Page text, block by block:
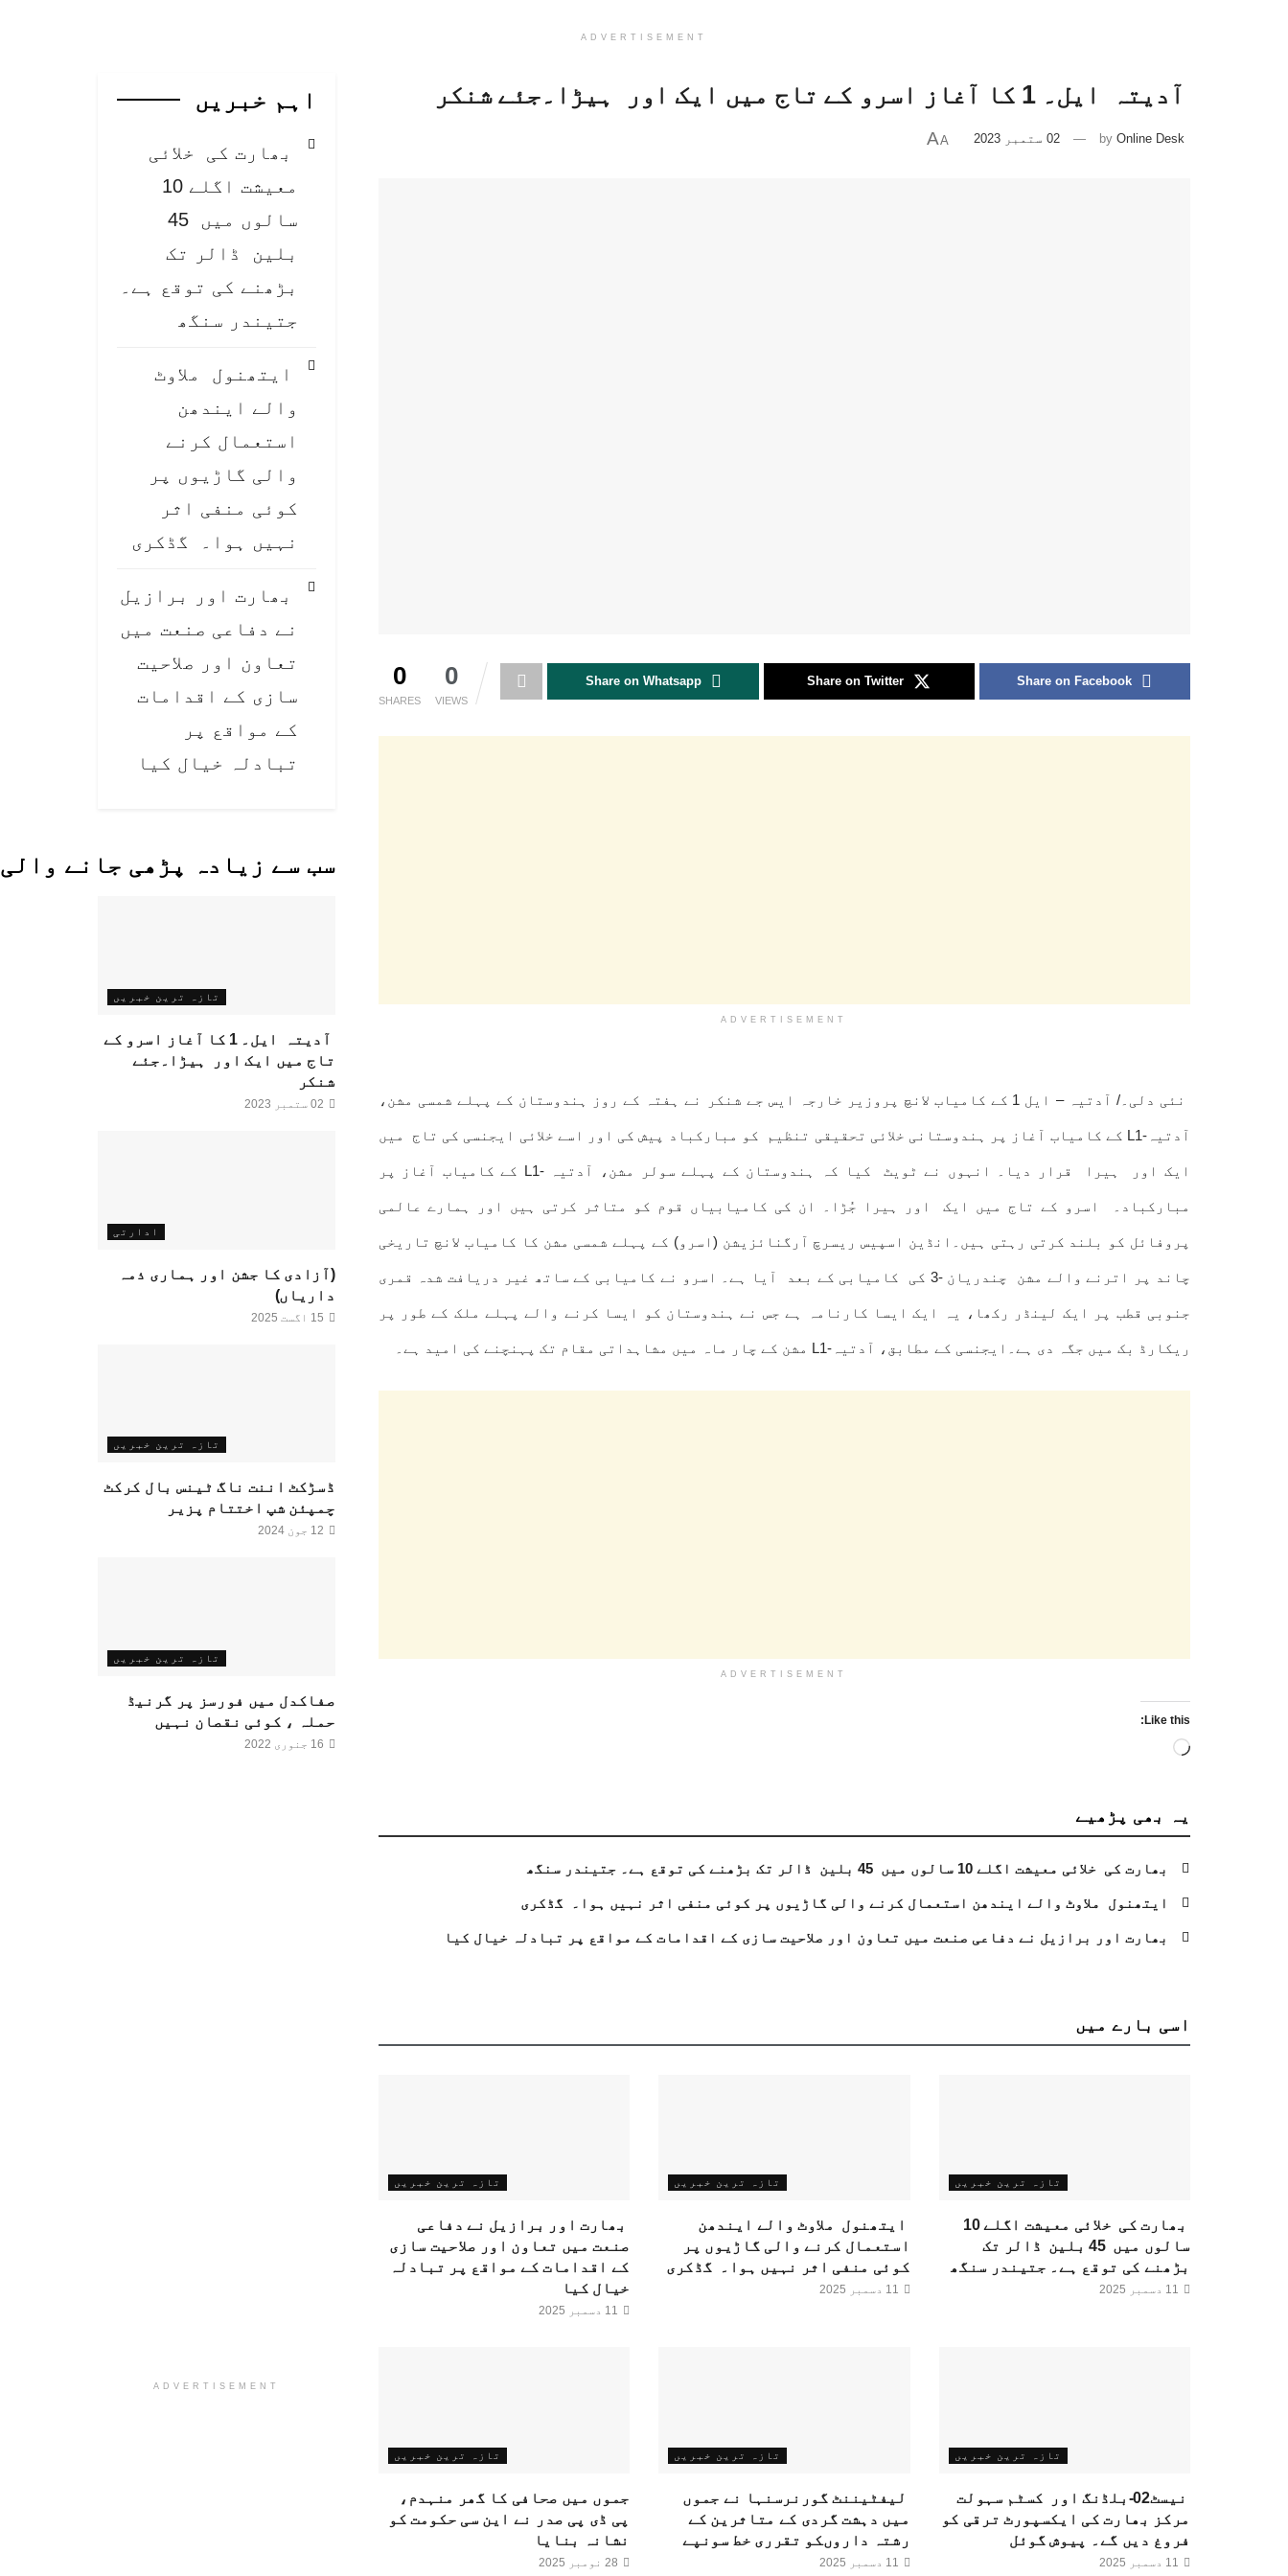
ADVERTISEMENT
آدیتہ ایل۔ 1 کا آغاز اسرو کے تاج میں ایک اور ہیڑا۔جئے شنکر
by Online Desk 02 ستمبر 2023 A
A
0
SHARES
0
VIEWS
Share on Facebook
Share on Twitter
Share on Whatsapp
ADVERTISEMENT
نئی دلی۔/ آدتیہ – ایل 1 کے کامیاب لانچ پروزیر خارجہ ایس جے شنکر نے ہفتہ کے روز ہندوستان کے پہلے شمسی مشن،
آدتیہ-L1 کے کامیاب آغاز پر ہندوستانی خلائی تحقیقی تنظیم کو مبارکباد پیش کی اور اسے خلائی ایجنسی کی تاج میں
ایک اور ہیرا قرار دیا۔ انہوں نے ٹویٹ کیا کہ ہندوستان کے پہلے سولر مشن، آدتیہ -L1 کے کامیاب آغاز پر
مبارکباد۔ اسرو کے تاج میں ایک اور ہیرا جُڑا۔ ان کی کامیابیاں قوم کو متاثر کرتی ہیں اور ہمارے عالمی
پروفائل کو بلند کرتی رہتی ہیں۔انڈین اسپیس ریسرچ آرگنائزیشن (اسرو) کے پہلے شمسی مشن کا کامیاب لانچ تاریخی
چاند پر اترنے والے مشن چندریان -3 کی کامیابی کے بعد آیا ہے۔ اسرو نے کامیابی کے ساتھ غیر دریافت شدہ قمری
جنوبی قطب پر ایک لینڈر رکھا، یہ ایک ایسا کارنامہ ہے جس نے ہندوستان کو ایسا کرنے والے پہلے ملک کے طور پر
ریکارڈ بک میں جگہ دی ہے۔ایجنسی کے مطابق، آدتیہ-L1 مشن کے چار ماہ میں مشاہداتی مقام تک پہنچنے کی امید ہے۔
ADVERTISEMENT
Like this:
Loading…
یہ بھی پڑھیے
بھارت کی خلائی معیشت اگلے 10 سالوں میں 45 بلین ڈالر تک بڑھنے کی توقع ہے۔ جتیندر سنگھ
ایتھنول ملاوٹ والے ایندھن استعمال کرنے والی گاڑیوں پر کوئی منفی اثر نہیں ہوا۔ گڈکری
بھارت اور برازیل نے دفاعی صنعت میں تعاون اور صلاحیت سازی کے اقدامات کے مواقع پر تبادلہ خیال کیا
اسی بارے میں
تازہ ترین خبریں
بھارت کی خلائی معیشت اگلے 10
سالوں میں 45 بلین ڈالر تک
بڑھنے کی توقع ہے۔ جتیندر سنگھ
تازہ ترین خبریں
ایتھنول ملاوٹ والے ایندھن
استعمال کرنے والی گاڑیوں پر
کوئی منفی اثر نہیں ہوا۔ گڈکری
تازہ ترین خبریں
بھارت اور برازیل نے دفاعی
صنعت میں تعاون اور صلاحیت سازی
کے اقدامات کے مواقع پر تبادلہ
خیال کیا
تازہ ترین خبریں
نیسٹ02-بلڈنگ اور کسٹم سہولت
مرکز بھارت کی ایکسپورٹ ترقی کو
فروغ دیں گے۔ پیوش گوئل
تازہ ترین خبریں
لیفٹیننٹ گورنرسنہا نے جموں
میں دہشت گردی کے متاثرین کے
رشتہ داروںکو تقرری خط سونپے
تازہ ترین خبریں
جموں میں صحافی کا گھر منہدم،
پی ڈی پی صدر نے این سی حکومت کو
نشانہ بنایا
اہم خبریں
بھارت کی خلائی
معیشت اگلے 10
سالوں میں 45
بلین ڈالر تک
بڑھنے کی توقع ہے۔
جتیندر سنگھ
ایتھنول ملاوٹ
والے ایندھن
استعمال کرنے
والی گاڑیوں پر
کوئی منفی اثر
نہیں ہوا۔ گڈکری
بھارت اور برازیل
نے دفاعی صنعت میں
تعاون اور صلاحیت
سازی کے اقدامات
کے مواقع پر
تبادلہ خیال کیا
سب سے زیادہ پڑھی جانے والی
تازہ ترین خبریں
آدیتہ ایل۔ 1 کا آغاز اسرو کے
تاج میں ایک اور ہیڑا۔جئے
شنکر
ادارتی
(آزادی کا جشن اور ہماری ذمہ
داریاں)
تازہ ترین خبریں
ڈسڑکٹ اننت ناگ ٹینس بال کرکٹ
چمپئن شپ اختتام پزیر
تازہ ترین خبریں
صفاکدل میں فورسز پر گرنیڈ
حملہ ، کوئی نقصان نہیں
ADVERTISEMENT